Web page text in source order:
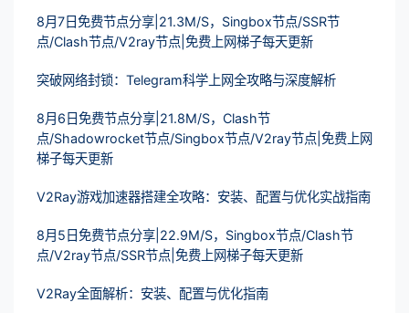
8月7日免费节点分享|21.3M/S，Singbox节点/SSR节
点/Clash节点/V2ray节点|免费上网梯子每天更新
突破网络封锁：Telegram科学上网全攻略与深度解析
8月6日免费节点分享|21.8M/S，Clash节
点/Shadowrocket节点/Singbox节点/V2ray节点|免费上网
梯子每天更新
V2Ray游戏加速器搭建全攻略：安装、配置与优化实战指南
8月5日免费节点分享|22.9M/S，Singbox节点/Clash节
点/V2ray节点/SSR节点|免费上网梯子每天更新
V2Ray全面解析：安装、配置与优化指南